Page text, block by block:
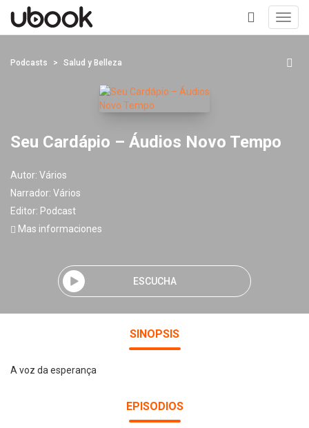
+
Podcasts Salud y Belleza
Seu Cardápio – Áudios Novo Tempo
Autor: Vários
Narrador: Vários
Editor: Podcast
Mas informaciones
ESCUCHA
SINOPSIS
A voz da esperança
EPISODIOS